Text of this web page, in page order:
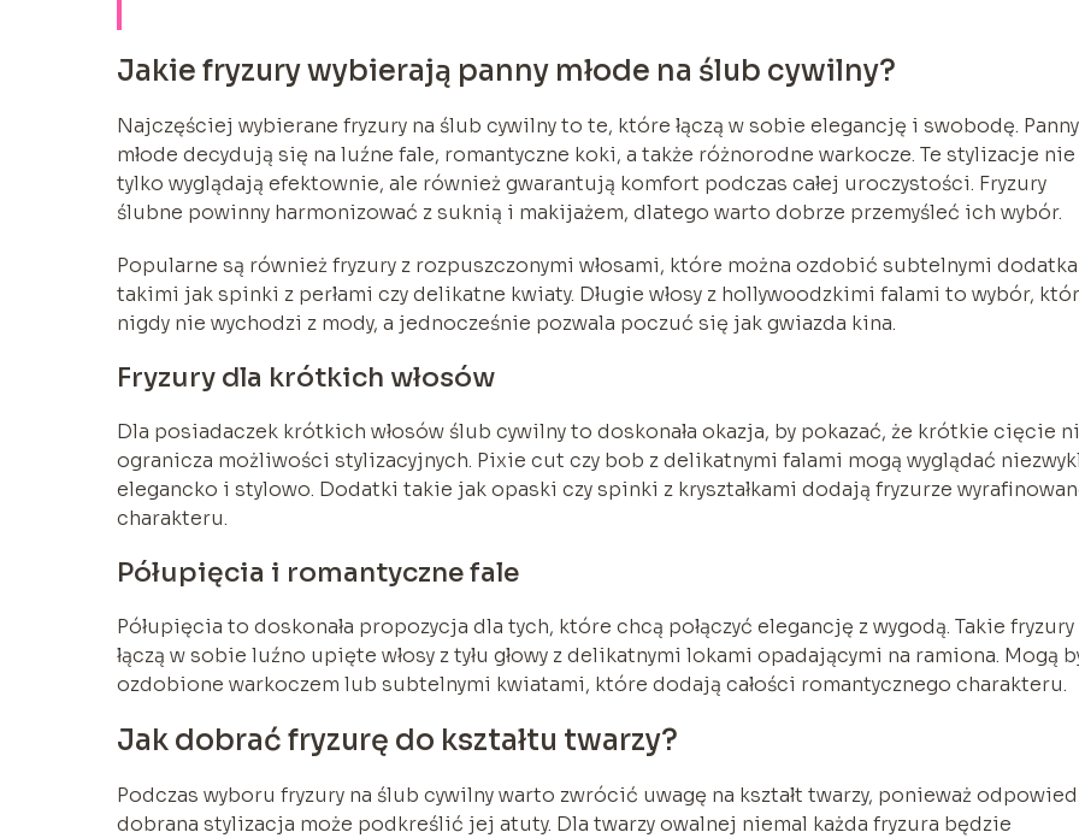
Jakie fryzury wybierają panny młode na ślub cywilny?
Najczęściej wybierane fryzury na ślub cywilny to te, które łączą w sobie elegancję i swobodę. Panny
młode decydują się na luźne fale, romantyczne koki, a także różnorodne warkocze. Te stylizacje nie
tylko wyglądają efektownie, ale również gwarantują komfort podczas całej uroczystości. Fryzury
ślubne powinny harmonizować z suknią i makijażem, dlatego warto dobrze przemyśleć ich wybór.
Popularne są również fryzury z rozpuszczonymi włosami, które można ozdobić subtelnymi
takimi jak spinki z perłami czy delikatne kwiaty. Długie włosy z hollywoodzkimi falami to wybór,
nigdy nie wychodzi z mody, a jednocześnie pozwala poczuć się jak gwiazda kina.
Fryzury dla krótkich włosów
Dla posiadaczek krótkich włosów ślub cywilny to doskonała okazja, by pokazać, że krótkie cięcie
ogranicza możliwości stylizacyjnych. Pixie cut czy bob z delikatnymi falami mogą wyglądać
elegancko i stylowo. Dodatki takie jak opaski czy spinki z kryształkami dodają fryzurze
charakteru.
Półupięcia i romantyczne fale
Półupięcia to doskonała propozycja dla tych, które chcą połączyć elegancję z wygodą. Takie fryzury
łączą w sobie luźno upięte włosy z tyłu głowy z delikatnymi lokami opadającymi na ramiona. Mogą
ozdobione warkoczem lub subtelnymi kwiatami, które dodają całości romantycznego charakteru.
Jak dobrać fryzurę do kształtu twarzy?
Podczas wyboru fryzury na ślub cywilny warto zwrócić uwagę na kształt twarzy, ponieważ
dobrana stylizacja może podkreślić jej atuty. Dla twarzy owalnej niemal każda fryzura będzie